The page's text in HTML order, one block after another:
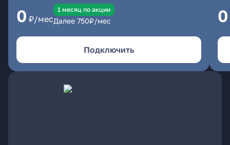
0 ₽/мес
1 месяц по акции
Далее 750₽/мес
Подключить
0